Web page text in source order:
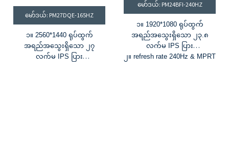
မော်ဒယ်: PM27DQE-165HZ
၁။ 2560*1440 ရုပ်ထွက်
အရည်အသွေးရှိသော ၂၇
လက်မ IPS ပြား
မော်ဒယ်: PM24BFI-240HZ
၁။ 1920*1080 ရုပ်ထွက်
အရည်အသွေးရှိသော ၂၃.၈
လက်မ IPS ပြား
၂။ refresh rate 240Hz & MPRT